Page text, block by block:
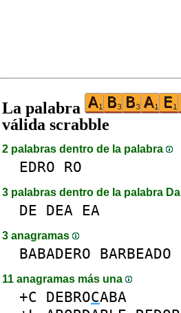
La palabra
válida scrabble
2 palabras dentro de la palabra
EDRO RO
3 palabras dentro de la palabra DaI
DE DEA EA
3 anagramas
BABADERO BARBEADO
11 anagramas más una
+C DEBROCABA